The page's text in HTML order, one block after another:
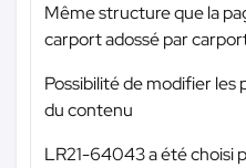
Même structure que la
carport adossé par
Possibilité de modifier les
du contenu
LR21-64043 a été choisi